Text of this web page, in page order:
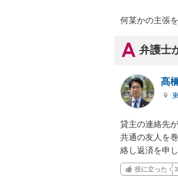
何某かの主張
弁護士
髙
貸主の連絡先
共通の友人を
絡し返済を申
役に立った 3